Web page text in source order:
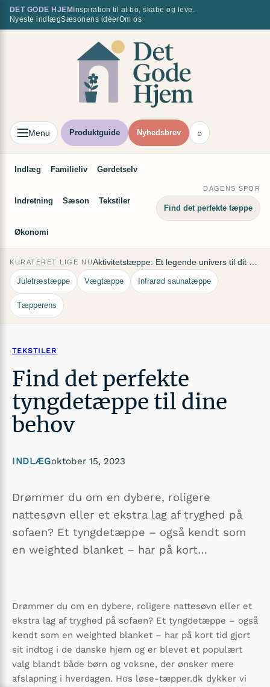
Spring
DET GODE HJEM Inspiration til at bo, skabe og leve.
Nyeste indlægSæsonens idéerOm os
Menu Produktguide Nyhedsbrev ⌕
Indlæg Familieliv Gørdetselv
Indretning Sæson Tekstiler
Økonomi
DAGENS SPOR
Find det perfekte tæppe
KURATERET LIGE NU
Juletræstæppe Vægtæppe Infrarød saunatæppe
Tæpperens
TEKSTILER
Find det perfekte
tyngdetæppe til dine
behov
INDLÆGoktober 15, 2023
Drømmer du om en dybere, roligere
nattesøvn eller et ekstra lag af tryghed på
sofaen? Et tyngdetæppe – også kendt som
en weighted blanket – har på kort…
Drømmer du om en dybere, roligere nattesøvn eller et
ekstra lag af tryghed på sofaen? Et tyngdetæppe – også
kendt som en weighted blanket – har på kort tid gjort
sit indtog i de danske hjem og er blevet et populært
valg blandt både børn og voksne, der ønsker mere
afslapning i hverdagen. Hos løse-tæpper.dk dykker vi